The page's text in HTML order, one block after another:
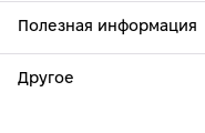
Полезная информация
Другое